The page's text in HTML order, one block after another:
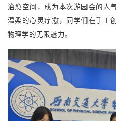
治愈空间，成为本次游园会的人
温柔的心灵疗愈，同学们在手工
物理学的无限魅力。